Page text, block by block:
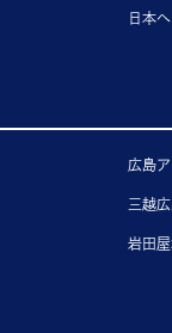
日本
広島
三越
岩田